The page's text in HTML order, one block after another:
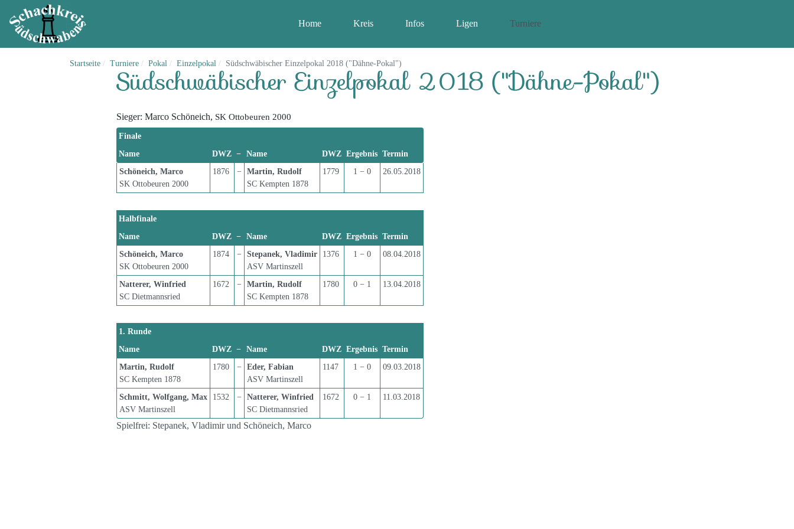
Home Kreis Infos Ligen Turniere
Startseite Turniere Pokal Einzelpokal Südschwäbischer Einzelpokal 2018 ("Dähne-Pokal")
Südschwäbischer Einzelpokal 2018 ("Dähne-Pokal")
Sieger: Marco Schöneich, SK Ottobeuren 2000
Finale
Name
DWZ − Name DWZ Ergebnis Termin
Schöneich, Marco
SK Ottobeuren 2000
1876 − Martin, Rudolf
SC Kempten 1878
1779 1 − 0 26.05.2018
Halbfinale
Name
DWZ − Name DWZ Ergebnis Termin
Schöneich, Marco
SK Ottobeuren 2000
1874 − Stepanek, Vladimir
ASV Martinszell
1376 1 − 0 08.04.2018
Natterer, Winfried
SC Dietmannsried
1672 − Martin, Rudolf
SC Kempten 1878
1780 0 − 1 13.04.2018
1. Runde
Name
DWZ − Name DWZ Ergebnis Termin
Martin, Rudolf
SC Kempten 1878
1780 − Eder, Fabian
ASV Martinszell
1147 1 − 0 09.03.2018
Schmitt, Wolfgang, Max
ASV Martinszell
1532 − Natterer, Winfried
SC Dietmannsried
1672 0 − 1 11.03.2018
Spielfrei: Stepanek, Vladimir und Schöneich, Marco